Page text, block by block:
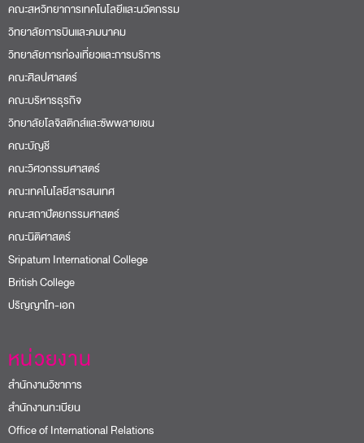
คณะสหวิทยาการเทคโนโลยีและนวัตกรรม
วิทยาลัยการบินและคมนาคม
วิทยาลัยการท่องเที่ยวและการบริการ
คณะศิลปศาสตร์
คณะบริหารธุรกิจ
วิทยาลัยโลจิสติกส์และซัพพลายเชน
คณะบัญชี
คณะวิศวกรรมศาสตร์
คณะเทคโนโลยีสารสนเทศ
คณะสถาปัตยกรรมศาสตร์
คณะนิติศาสตร์
Sripatum International College
British College
ปริญญาโท-เอก
หน่วยงาน
สำนักงานวิชาการ
สำนักงานทะเบียน
Office of International Relations